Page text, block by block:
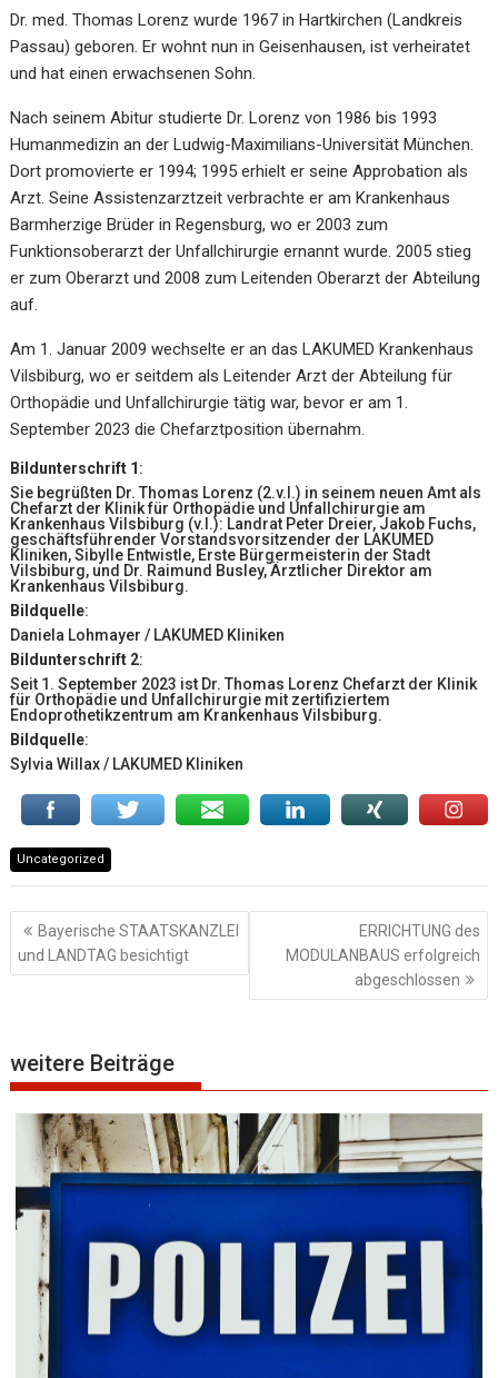
Dr. med. Thomas Lorenz wurde 1967 in Hartkirchen (Landkreis
Passau) geboren. Er wohnt nun in Geisenhausen, ist verheiratet
und hat einen erwachsenen Sohn.
Nach seinem Abitur studierte Dr. Lorenz von 1986 bis 1993
Humanmedizin an der Ludwig-Maximilians-Universität München.
Dort promovierte er 1994; 1995 erhielt er seine Approbation als
Arzt. Seine Assistenzarztzeit verbrachte er am Krankenhaus
Barmherzige Brüder in Regensburg, wo er 2003 zum
Funktionsoberarzt der Unfallchirurgie ernannt wurde. 2005 stieg
er zum Oberarzt und 2008 zum Leitenden Oberarzt der Abteilung
auf.
Am 1. Januar 2009 wechselte er an das LAKUMED Krankenhaus
Vilsbiburg, wo er seitdem als Leitender Arzt der Abteilung für
Orthopädie und Unfallchirurgie tätig war, bevor er am 1.
September 2023 die Chefarztposition übernahm.
Bildunterschrift 1:
Sie begrüßten Dr. Thomas Lorenz (2.v.l.) in seinem neuen Amt als
Chefarzt der Klinik für Orthopädie und Unfallchirurgie am
Krankenhaus Vilsbiburg (v.l.): Landrat Peter Dreier, Jakob Fuchs,
geschäftsführender Vorstandsvorsitzender der LAKUMED
Kliniken, Sibylle Entwistle, Erste Bürgermeisterin der Stadt
Vilsbiburg, und Dr. Raimund Busley, Ärztlicher Direktor am
Krankenhaus Vilsbiburg.
Bildquelle:
Daniela Lohmayer / LAKUMED Kliniken
Bildunterschrift 2:
Seit 1. September 2023 ist Dr. Thomas Lorenz Chefarzt der Klinik
für Orthopädie und Unfallchirurgie mit zertifiziertem
Endoprothetikzentrum am Krankenhaus Vilsbiburg.
Bildquelle:
Sylvia Willax / LAKUMED Kliniken
Uncategorized
Beitragsnavigation
Bayerische STAATSKANZLEI
und LANDTAG besichtigt
ERRICHTUNG des
MODULANBAUS erfolgreich
abgeschlossen
weitere Beiträge